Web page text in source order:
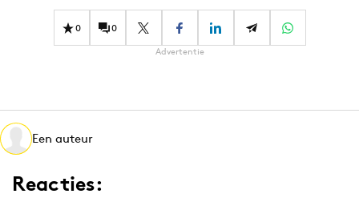
Gedragsverandering
Influencer marketing
Media
Merkstrategie
PR
Programmatic
0 0
Advertentie
Een auteur
Reacties: